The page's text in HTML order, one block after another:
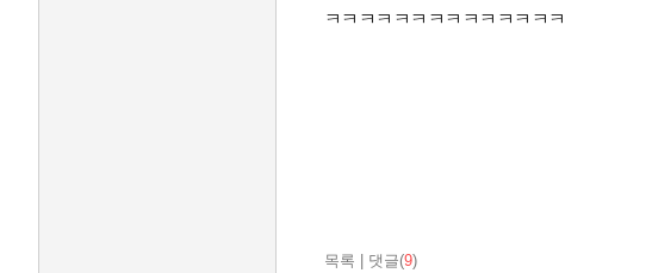
ㅋㅋㅋㅋㅋㅋㅋㅋㅋㅋㅋㅋㅋㅋ​
목록 댓글(9)